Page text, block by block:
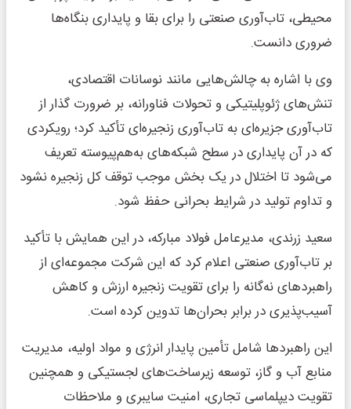
محیطی، تاب‌آوری صنعتی را برای بقا و پایداری بنگاه‌ها
ضروری دانست.
وی با اشاره به چالش‌هایی مانند نوسانات اقتصادی،
تنش‌های ژئوپلیتیکی و تحولات فناورانه، بر ضرورت گذار از
تاب‌آوری جزیره‌ای به تاب‌آوری زنجیره‌ای تأکید کرد؛ رویکردی
که در آن پایداری در سطح شبکه‌های به‌هم‌پیوسته تعریف
می‌شود تا اختلال در یک بخش موجب توقف کل زنجیره نشود
و تداوم تولید در شرایط بحرانی حفظ شود.
سعید زرندی، مدیرعامل فولاد مبارکه، در این همایش با تأکید
بر تاب‌آوری صنعتی اعلام کرد که این شرکت مجموعه‌ای از
راهبردهای نه‌گانه را برای تقویت زنجیره ارزش و کاهش
آسیب‌پذیری در برابر بحران‌ها تدوین کرده است.
این راهبردها شامل تأمین پایدار انرژی و مواد اولیه، مدیریت
منابع آب و گاز، توسعه زیرساخت‌های لجستیکی و همچنین
تقویت دیپلماسی تجاری، امنیت سایبری و ملاحظات